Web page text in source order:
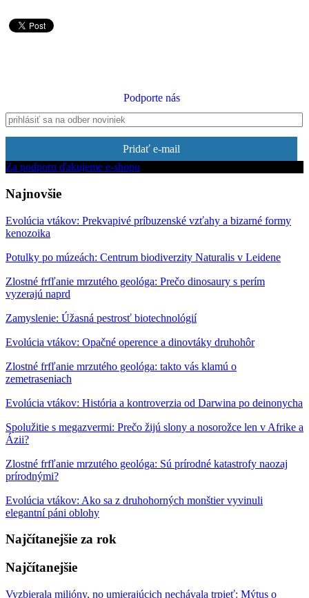
Podporte nás
Pridať e-mail
Za podporu ďakujeme e-shopu
Najnovšie
Evolúcia vtákov: Prekvapivé príbuzenské vzťahy a bizarné formy
kenozoika
Potulky po múzeách: Centrum biodiverzity Naturalis v Leidene
Zlostné frfľanie mrzutého geológa: Prečo dinosaury s perím
vyzerajú naprd
Zamyslenie: Úžasná pestrosť biotechnológií
Evolúcia vtákov: Opačné operence a dinovtáky druhohôr
Zlostné frfľanie mrzutého geológa: takto vás klamú o
zemetraseniach
Evolúcia vtákov: História a kontroverzia od Darwina po deinonycha
Spolužitie s megazvermi: Prečo žijú slony a nosorožce len v Afrike a
Ázii?
Zlostné frfľanie mrzutého geológa: Sú prírodné katastrofy naozaj
prírodnými?
Evolúcia vtákov: Ako sa z druhohorných monštier vyvinuli
elegantní páni oblohy
Najčítanejšie za rok
Najčítanejšie
Vyzbierala milióny, no umierajúcich nechávala trpieť: Mýtus o